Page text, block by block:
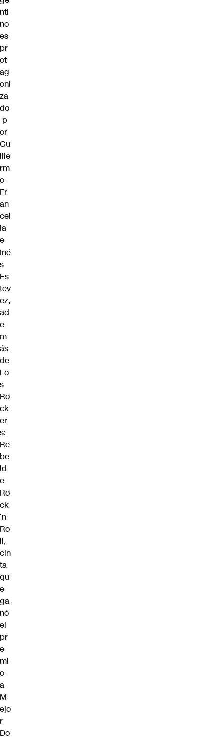
nti
no
es
pr
ot
ag
oni
za
do
p
or
Gu
ille
rm
o
Fr
an
cel
la
e
Iné
s
Es
tev
ez,
ad
e
m
ás
de
Lo
s
Ro
ck
er
s:
Re
be
ld
e
Ro
ck
´n
Ro
ll,
cin
ta
qu
e
ga
nó
el
pr
e
mi
o
a
M
ejo
r
Do